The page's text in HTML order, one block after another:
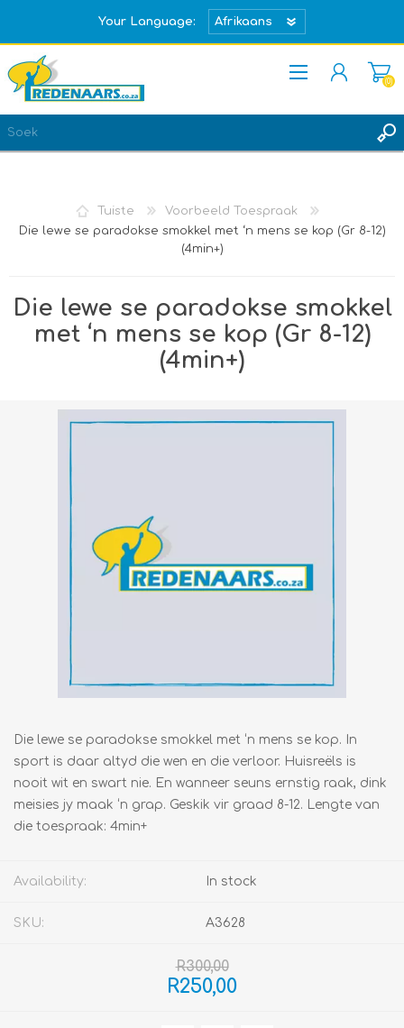
Your Language:
REGISTREER
(0)
Tuiste
Voorbeeld Toespraak
Die lewe se paradokse smokkel met ‘n mens se kop (Gr 8-12)
(4min+)
Die lewe se paradokse smokkel
met ‘n mens se kop (Gr 8-12)
(4min+)
Die lewe se paradokse smokkel met ‘n mens se kop. In
sport is daar altyd die wen en die verloor. Huisreëls is
nooit wit en swart nie. En wanneer seuns ernstig raak, dink
meisies jy maak ‘n grap. Geskik vir graad 8-12. Lengte van
die toespraak: 4min+
Availability: In stock
SKU: A3628
R300,00
R250,00